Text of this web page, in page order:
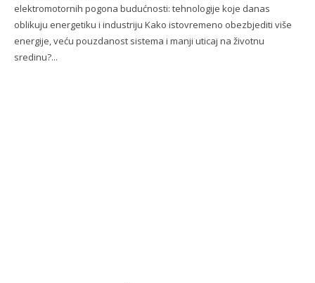
elektromotornih pogona budućnosti: tehnologije koje danas
oblikuju energetiku i industriju Kako istovremeno obezbjediti više
energije, veću pouzdanost sistema i manji uticaj na životnu
sredinu?...